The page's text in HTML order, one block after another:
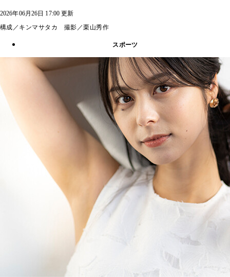
2026年06月26日 17:00 更新
構成／キンマサタカ 撮影／栗山秀作
スポーツ